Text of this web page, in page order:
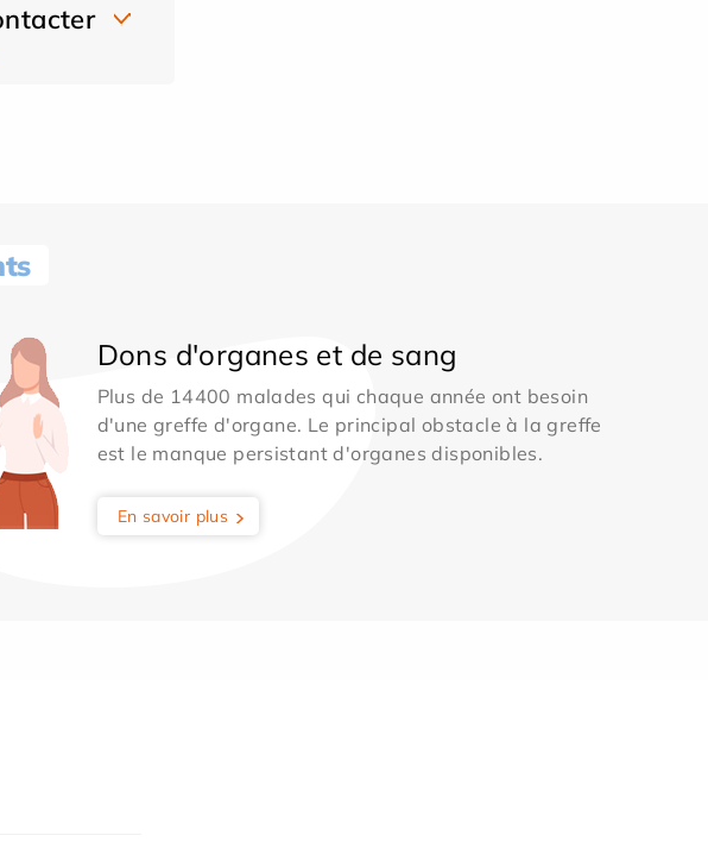
Dons d'organes et de sang
Plus de 14400 malades qui chaque année ont besoin
d'une greffe d'organe. Le principal obstacle à la greffe
est le manque persistant d'organes disponibles.
En savoir plus